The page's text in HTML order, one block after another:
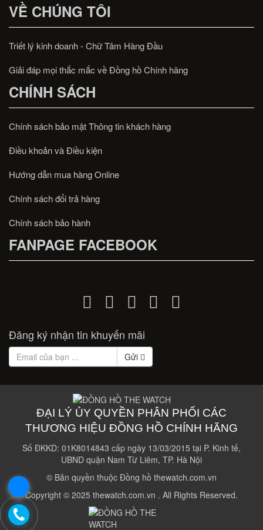
VỀ CHÚNG TÔI
Triết lý kinh doanh - Chữ Tâm Hàng Đầu
Giải đáp mọi thắc mắc về Đồng hồ Chính hãng
CHÍNH SÁCH
Chính sách bảo mật Thông tin khách hàng
Điều khoản và Điều kiện
Hướng dẫn mua hàng Online
Chính sách đổi trả hàng
Chính sách bảo hành
FANPAGE FACEBOOK
Đăng ký nhận tin khuyến mãi
Gửi
ĐẠI LÝ ỦY QUYỀN PHÂN PHỐI CÁC
THƯƠNG HIỆU ĐỒNG HỒ CHÍNH HÃNG
Số ĐKKD: 01K8014843 cấp ngày 13/03/2015 tại P. Kinh tế,
UBND quận Nam Từ Liêm, TP. Hà Nội
© Bản quyền thuộc Đồng hồ thewatch.com.vn
Copyright © 2025 thewatch.com.vn . All Rights Reserved.